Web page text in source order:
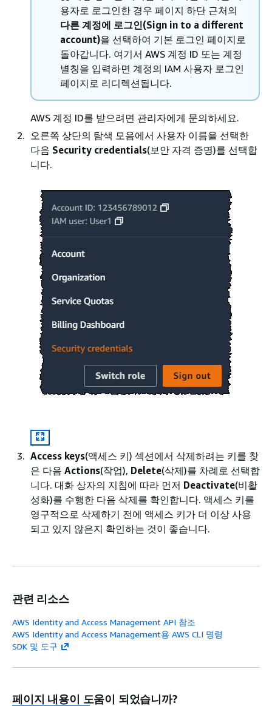
용자로 로그인한 경우 페이지 하단 근처의
다른 계정에 로그인(Sign in to a different
account)을 선택하여 기본 로그인 페이지로
돌아갑니다. 여기서 AWS 계정 ID 또는 계정
별칭을 입력하면 계정의 IAM 사용자 로그인
페이지로 리디렉션됩니다.
AWS 계정 ID를 받으려면 관리자에게 문의하세요.
오른쪽 상단의 탐색 모음에서 사용자 이름을 선택한
다음 Security credentials(보안 자격 증명)를 선택합
니다.
Access keys(액세스 키) 섹션에서 삭제하려는 키를 찾
은 다음 Actions(작업), Delete(삭제)를 차례로 선택합
니다. 대화 상자의 지침에 따라 먼저 Deactivate(비활
성화)를 수행한 다음 삭제를 확인합니다. 액세스 키를
영구적으로 삭제하기 전에 액세스 키가 더 이상 사용
되고 있지 않은지 확인하는 것이 좋습니다.
관련 리소스
AWS Identity and Access Management API 참조
AWS Identity and Access Management용 AWS CLI 명령
SDK 및 도구
페이지 내용이 도움이 되었습니까?